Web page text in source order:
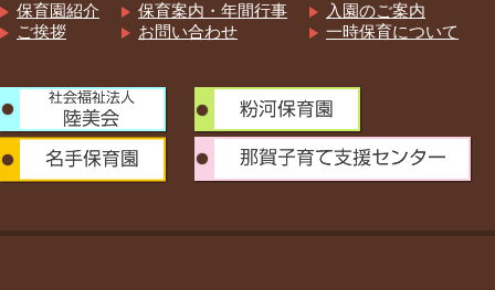
保育園紹介
ご挨拶
保育案内・年間行事
お問い合わせ
入園のご案内
一時保育について